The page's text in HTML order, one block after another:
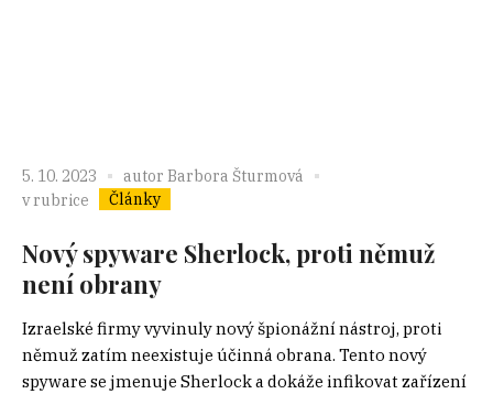
5. 10. 2023 autor Barbora Šturmová
v rubrice
Články
Nový spyware Sherlock, proti němuž
není obrany
Izraelské firmy vyvinuly nový špionážní nástroj, proti
němuž zatím neexistuje účinná obrana. Tento nový
spyware se jmenuje Sherlock a dokáže infikovat zařízení